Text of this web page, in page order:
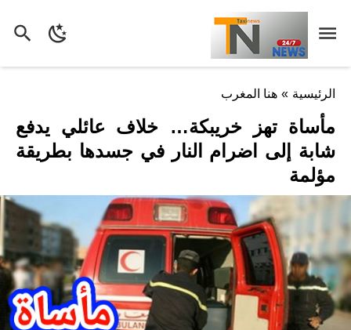
الرئيسية » هنا المغرب
مأساة تهز خريبكة… خلاف عائلي يدفع
شابة إلى اضرام النار في جسدها بطريقة
مؤلمة